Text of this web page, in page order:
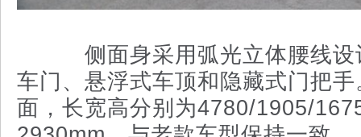
侧面身采用弧光立体腰线设
车门、悬浮式车顶和隐藏式门把
面，长宽高分别为4780/1905/